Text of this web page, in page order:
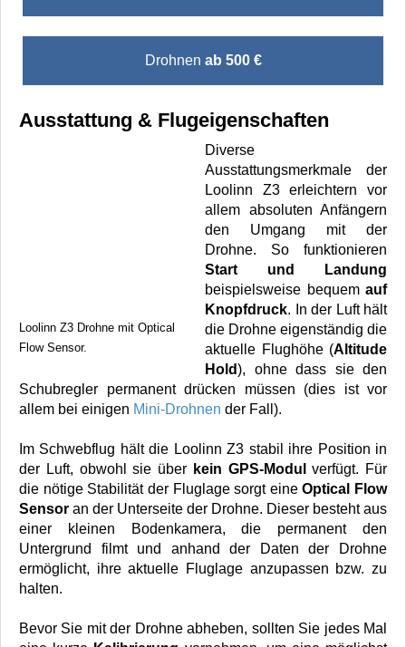
Drohnen ab 500 €
Ausstattung & Flugeigenschaften
Loolinn Z3 Drohne mit Optical
Flow Sensor.
Diverse
Ausstattungsmerkmale der
Loolinn Z3 erleichtern vor
allem absoluten Anfängern
den Umgang mit der
Drohne. So funktionieren
Start und Landung
beispielsweise bequem auf
Knopfdruck. In der Luft hält
die Drohne eigenständig die
aktuelle Flughöhe (Altitude
Hold), ohne dass sie den
Schubregler permanent drücken müssen (dies ist vor
allem bei einigen Mini-Drohnen der Fall).
Im Schwebflug hält die Loolinn Z3 stabil ihre Position in
der Luft, obwohl sie über kein GPS-Modul
verfügt. Für
die nötige Stabilität der Fluglage sorgt eineOptical Flow
Sensor an der Unterseite der Drohne. Dieser besteht aus
einer kleinen Bodenkamera, die permanent den
Untergrund filmt und anhand der Daten der Drohne
ermöglicht, ihre aktuelle Fluglage anzupassen bzw. zu
halten.
Bevor Sie mit der Drohne abheben, sollten Sie jedes Mal